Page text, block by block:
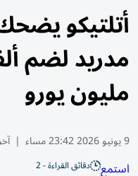
أتلتيكو
مليون يورو
9 يونيو 2026 23:42 مساء |
استمع دقائق القراءة - 2